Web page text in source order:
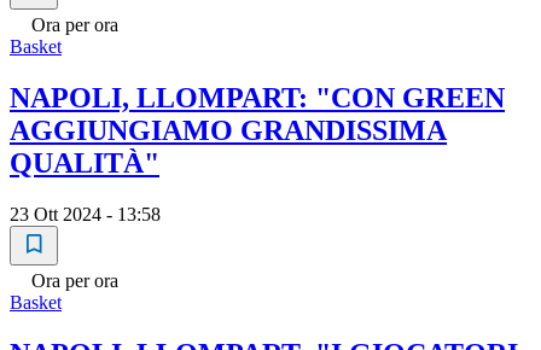
Ora per ora
Basket
NAPOLI, LLOMPART: "CON GREEN
AGGIUNGIAMO GRANDISSIMA
QUALITÀ"
23 Ott 2024 - 13:58
Ora per ora
Basket